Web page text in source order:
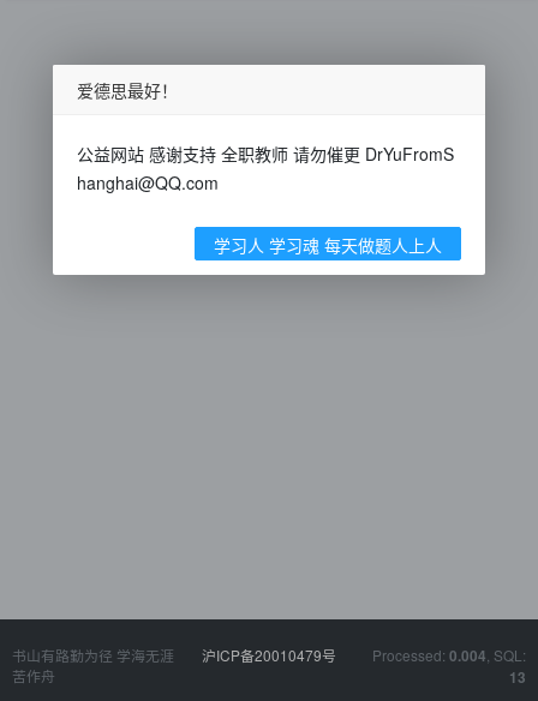
书山有路勤为径 学海无涯
苦作舟
沪ICP备20010479号 Processed: 0.004 , SQL:
13
爱德思最好！
公益网站 感谢支持 全职教师 请勿催更 DrYuFromS
hanghai@QQ.com
学习人 学习魂 每天做题人上人